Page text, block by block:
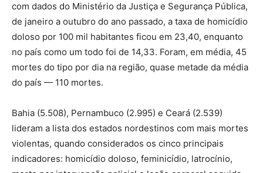
com dados do Ministério da Justiça e Segurança Pública,
de janeiro a outubro do ano passado, a taxa de homicídio
doloso por 100 mil habitantes ficou em 23,40, enquanto
no país como um todo foi de 14,33. Foram, em média, 45
mortes do tipo por dia na região, quase metade da média
do país — 110 mortes.
Bahia (5.508), Pernambuco (2.995) e Ceará (2.539)
lideram a lista dos estados nordestinos com mais mortes
violentas, quando considerados os cinco principais
indicadores: homicídio doloso, feminicídio, latrocínio,